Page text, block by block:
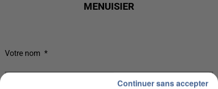
MENUISIER
Votre nom *
Continuer sans accepter